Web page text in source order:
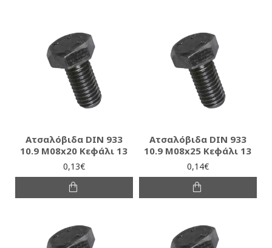
Ατσαλόβιδα DIN 933
10.9 M08x20 Κεφάλι 13
0,13€
Ατσαλόβιδα DIN 933
10.9 M08x25 Κεφάλι 13
0,14€